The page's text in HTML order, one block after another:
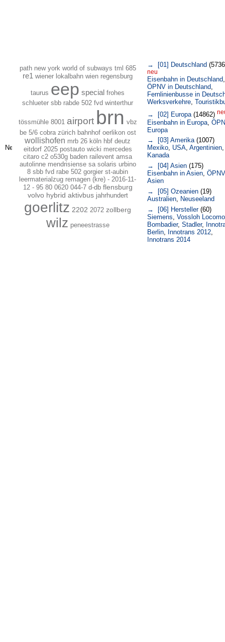
path new york world of subways tml 685
re1 wiener lokalbahn wien regensburg
taurus eep special frohes
schlueter sbb rabde 502 fvd winterthur
tössmühle 8001 airport brn vbz
be 5/6 cobra zürich bahnhof oerlikon ost
wollishofen mrb 26 köln hbf deutz
eitdorf 2025 postauto wicki mercedes
citaro c2 o530g baden railevent amsa
autolinne mendrisiense sa solaris urbino
8 sbb fvd rabe 502 gorgier st-aubin
leermaterialzug remagen (kre) - 2016-11-
12 - 95 80 0620 044-7 d-db flensburg
volvo hybrid aktivbus jahrhundert
goerlitz 2202 2072 zollberg
wilz peneestrasse
→ [01] Deutschland
neu
Eisenbahn in Deutschland,
ÖPNV in Deutschland,
Fernlinienbusse in
Werksverkehre,
→ [02] Europa(14862)
Eisenbahn in Europa
Europa
→ [03] Amerika(1007)
Mexiko, USA, Argentinien,
Kanada
→ [04] Asien (175)
Eisenbahn in Asien,
Asien
→ [05] Ozeanien (19)
Australien, Neuseeland
→ [06] Hersteller(60)
Siemens, Vossloh
Bombadier, Stadler,
Berlin, Innotrans 2012,
Innotrans 2014